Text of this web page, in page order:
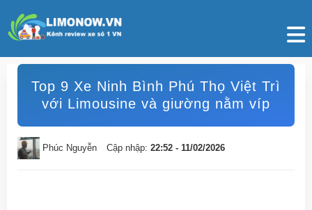
Top 9 Xe Ninh Bình Phú Thọ Việt Trì
với Limousine và giường nằm víp
Phúc Nguyễn Cập nhập: 22:52 - 11/02/2026